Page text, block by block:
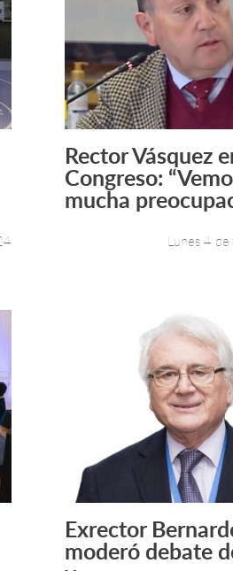
Rector Vásquez
Congreso:
mucha
Lunes 4
Exrector
moderó debate